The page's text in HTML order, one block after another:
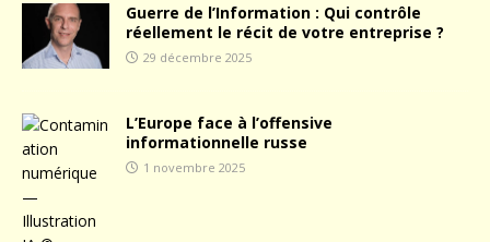
Guerre de l’Information : Qui contrôle
réellement le récit de votre entreprise ?
29 décembre 2025
L’Europe face à l’offensive
informationnelle russe
1 novembre 2025